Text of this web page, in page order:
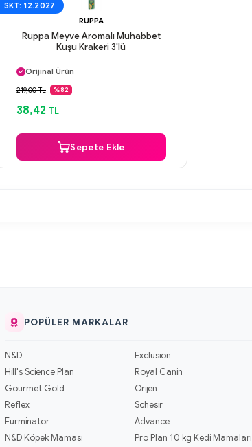
SKT: 12.2027
RUPPA
Ruppa Meyve Aromalı Muhabbet
Kuşu Krakeri 3'lü
Orijinal Ürün
Güvenli Ödeme
219,00 TL %82
38,42 TL
Sepete Ekle
POPÜLER MARKALAR
N&D Exclusion
Hill's Science Plan
Royal Canin
Gourmet Gold
Orijen
Reflex
Schesir
Furminator
Advance
N&D Köpek Maması
Pro Plan 10 kg Kedi Mamaları